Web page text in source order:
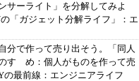
サーライト」を分解してみよ
「ガジェット分解ライフ」：エ
分で作って売り出そう。「同人
すゝめ：個人がものを作って売
の最前線：エンジニアライフ